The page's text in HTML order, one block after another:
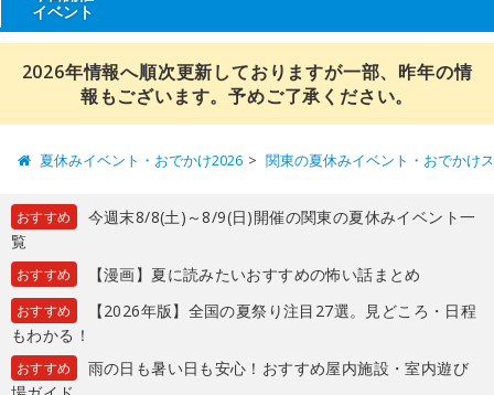
イベント
2026年情報へ順次更新しておりますが一部、昨年の情
報もございます。予めご了承ください。
夏休みイベント・おでかけ2026 関東の夏休みイベント・おでかけ
おすすめ
今週末8/8(土)～8/9(日)開催の関東の夏休みイベント一
覧
おすすめ 【漫画】夏に読みたいおすすめの怖い話まとめ
おすすめ
【2026年版】全国の夏祭り注目27選。見どころ・日程
もわかる！
おすすめ
雨の日も暑い日も安心！おすすめ屋内施設・室内遊び